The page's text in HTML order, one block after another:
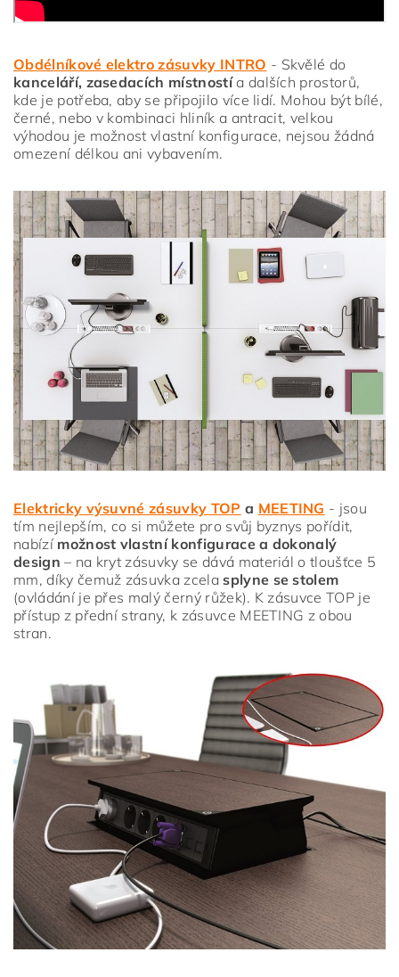
Obdélníkové elektro zásuvky INTRO - Skvělé do
kanceláří, zasedacích místnostía dalších prostorů,
kde je potřeba, aby se připojilo více lidí. Mohou být bílé,
černé, nebo v kombinaci hliník a antracit, velkou
výhodou je možnost vlastní konfigurace, nejsou žádná
omezení délkou ani vybavením.
Elektricky výsuvné zásuvky TOP a MEETING - jsou
tím nejlepším, co si můžete pro svůj byznys pořídit,
nabízí možnost vlastní konfigurace a dokonalý
design – na kryt zásuvky se dává materiál o tloušťce 5
mm, díky čemuž zásuvka zcelasplyne se stolem
(ovládání je přes malý černý růžek). K zásuvce TOP je
přístup z přední strany, k zásuvce MEETING z obou
stran.